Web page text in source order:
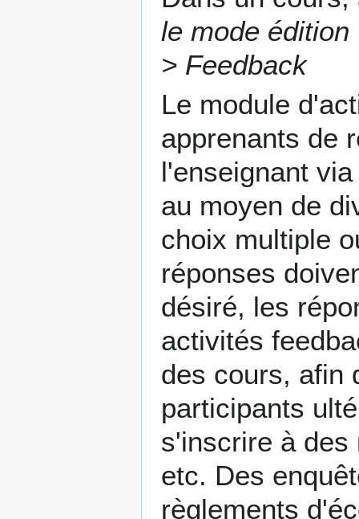
le mode édition
> Feedback
Le module
apprenants de
l'enseignant
au moyen de
choix multiple
réponses
désiré, les
activités
des cours, afin
participants
s'inscrire à des
etc. Des
règlements